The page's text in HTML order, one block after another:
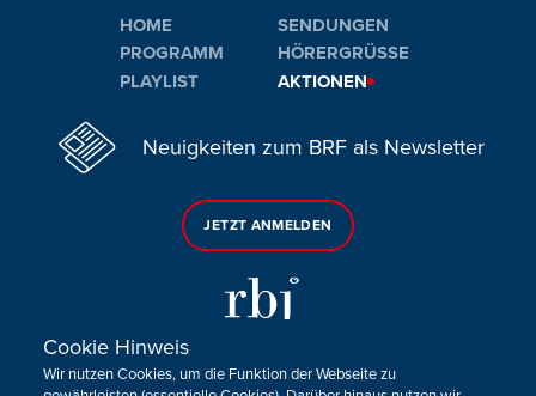
HOME
PROGRAMM
PLAYLIST
SENDUNGEN
HÖRERGRÜSSE
AKTIONEN
Neuigkeiten zum BRF als Newsletter
JETZT ANMELDEN
Sie haben noch Fragen oder Anmerkungen?
Cookie Hinweis
Wir nutzen Cookies, um die Funktion der Webseite zu